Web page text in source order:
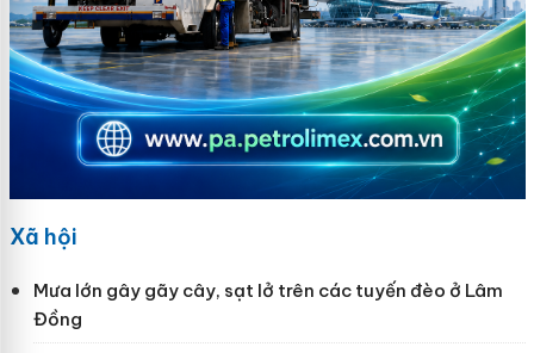
Xã hội
Mưa lớn gây gãy cây, sạt lở trên các tuyến đèo ở Lâm
Đồng